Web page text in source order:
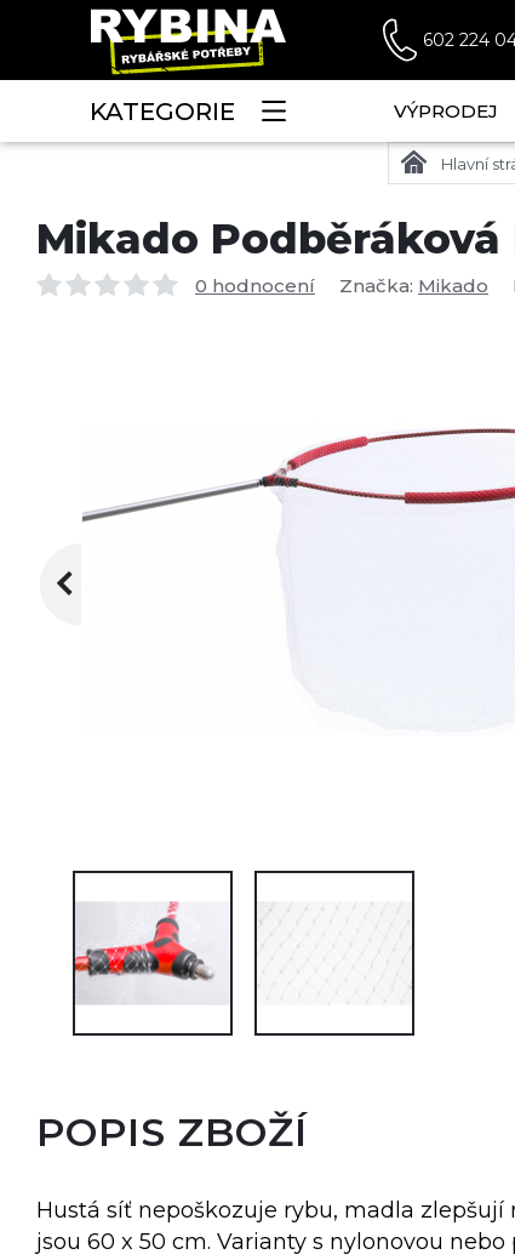
602 224
KATEGORIE VÝPRODEJ
Hlavní
Mikado
0 hodnocení Značka: Mikado
POPIS ZBOŽÍ
Hustá síť nepoškozuje rybu, madla
jsou 60 x 50 cm. Varianty s nylonovou